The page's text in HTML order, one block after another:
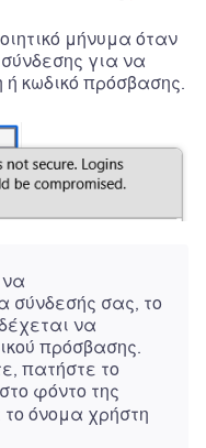
μήνυμα όταν
για να
κωδικό πρόσβασης.
σύνδεσής σας, το
να
πρόσβασης.
πατήστε το
φόντο της
όνομα χρήστη